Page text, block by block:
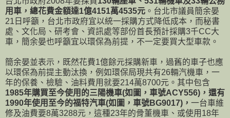
用車，總花費金額達1億4151萬4535元 。台北市議員簡余晏
21日呼籲，台北市政府宜以統一採購方式降低成本，而秘書
處、文化局、研考會、資訊處等部份首長預計採購3千CC大
車，簡余晏也呼籲宜以環保為前提，不一定要買大型車款。
簡余晏並表示，既然花費1億餘元採購新車，過舊的車子也應
以環保為前提主動汰換，例如環保局現共有26輛汽機車，一
年的保養、檢驗、油料費用就要214萬8700元。其中包含
1985年購買至今使用的三陽機車(如圖，車號ACY556)，還有
1990年使用至今的福特汽車(如圖，車號BG9017)， 一台車維
修及油費要8萬3288元，這種23年的骨董機車、或使用18年